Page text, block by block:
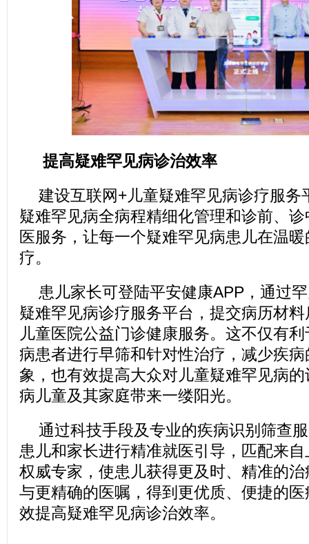
提高疑难罕见病诊治效率
建设互联网+儿童疑难罕见病诊疗服务
疑难罕见病全病程精细化管理和诊前、
医服务，让每一个疑难罕见病患儿在温
疗。
患儿家长可登陆平安健康APP，通过
疑难罕见病诊疗服务平台，提交病历材
儿童医院公益门诊健康服务。这不仅有
病患者进行早筛和针对性治疗，减少疾
象，也有效提高大众对儿童疑难罕见病
病儿童及其家庭带来一缕阳光。
通过科技手段及专业的疾病识别筛查
患儿和家长进行精准就医引导，匹配来
权威专家，使患儿获得更及时、精准的
与更精确的医嘱，得到更优质、便捷的
效提高疑难罕见病诊治效率。